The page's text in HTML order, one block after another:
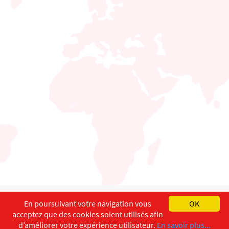
English Français
Copyright ©ISEC-AdW Aspects légaux
OK
En poursuivant votre navigation vous
acceptez que des cookies soient utilisés afin
d’améliorer votre expérience utilisateur. En savoir plus...